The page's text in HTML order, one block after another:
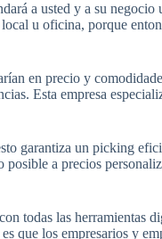
a usted y a su negocio
u oficina, porque
en precio y
Esta empresa
garantiza un picking
a precios
todas las herramientas
que los empresarios y